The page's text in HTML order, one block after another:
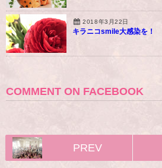
2018年3月22日
キラニコsmile大感染を！
COMMENT ON FACEBOOK
PREV